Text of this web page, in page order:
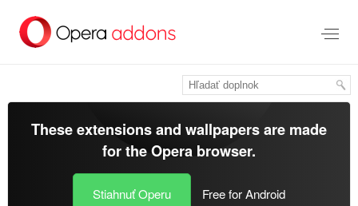
hlavný
These extensions and wallpapers are made
for theOpera browser.
Stiahnuť Operu Free for Android